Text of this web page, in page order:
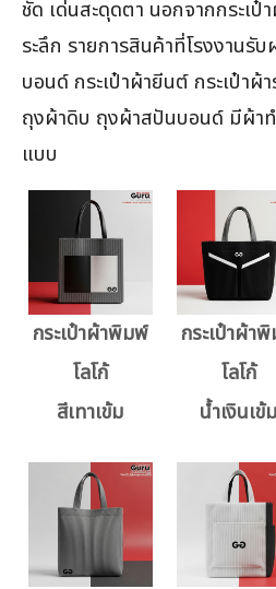
ชัด เด่นสะดุดตา นอกจากกระเ
ระลึก รายการสินค้าที่โรงงานรั
บอนด์ กระเป๋าผ้ายีนต์ กระเป๋าผ้
ถุงผ้าดิบ ถุงผ้าสปันบอนด์ มีผ้าท
แบบ
กระเป๋าผ้าพิมพ์
โลโก้
สีเทาเข้ม
กระเป๋าผ้า
โลโก้
น้ำเงินเข้ม